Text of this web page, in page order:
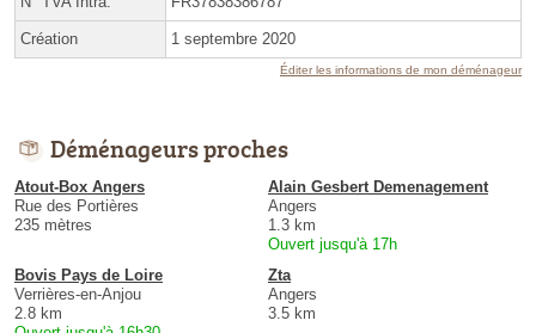
Création 1 septembre 2020
Éditer les informations de mon déménageur
Déménageurs proches
Atout-Box Angers
Rue des Portières
235 mètres
Alain Gesbert Demenagement
Angers
1.3 km
Ouvert jusqu'à 17h
Bovis Pays de Loire
Verrières-en-Anjou
2.8 km
Zta
Angers
3.5 km